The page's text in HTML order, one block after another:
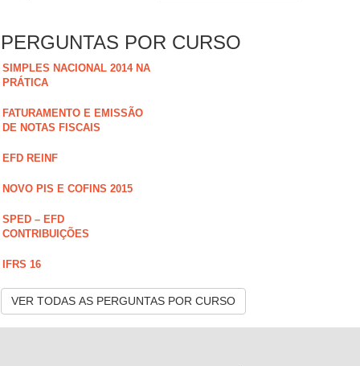
PERGUNTAS POR CURSO
SIMPLES NACIONAL 2014 NA
PRÁTICA
FATURAMENTO E EMISSÃO
DE NOTAS FISCAIS
EFD REINF
NOVO PIS E COFINS 2015
SPED – EFD
CONTRIBUIÇÕES
IFRS 16
VER TODAS AS PERGUNTAS POR CURSO